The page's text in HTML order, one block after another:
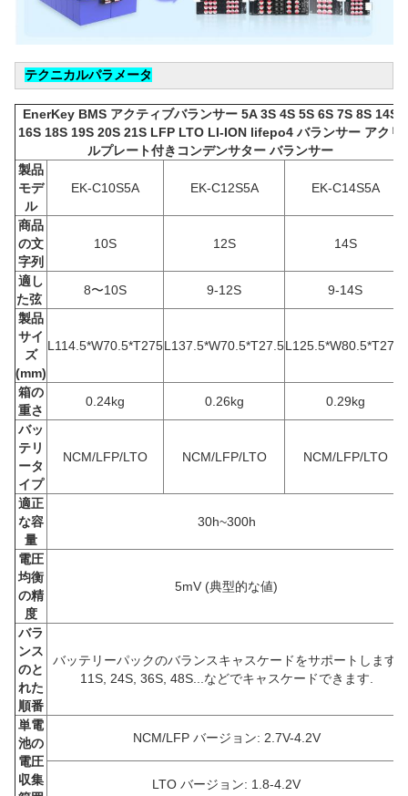
テクニカルパラメータ
EnerKey BMS アクティブバランサー 5A 3S 4S 5S 6S 7S 8S 14S
16S 18S 19S 20S 21S LFP LTO LI-ION lifepo4 バランサー アクリ
ルプレート付きコンデンサター バランサー
製品
モデ
ル
EK-C10S5A EK-C12S5A EK-C14S5A
商品
の文
字列
10S 12S 14S
適し
た弦
8〜10S 9-12S
9-14S
製品
サイ
ズ
(mm)
L114.5*W70.5*T275L137.5*W70.5*T27.5L125.5*W80.5*T27.5
箱の
重さ
0.24kg 0.26kg
0.29kg
バッ
テリ
ータ
イプ
NCM/LFP/LTO NCM/LFP/LTO NCM/LFP/LTO
適正
な容
量
30h~300h
電圧
均衡
の精
度
5mV (典型的な値)
バラ
ンス
のと
れた
順番
バッテリーパックのバランスキャスケードをサポートします.
11S, 24S, 36S, 48S...などでキャスケードできます.
単電
池の
電圧
収集
NCM/LFP バージョン: 2.7V-4.2V
LTO バージョン: 1.8-4.2V